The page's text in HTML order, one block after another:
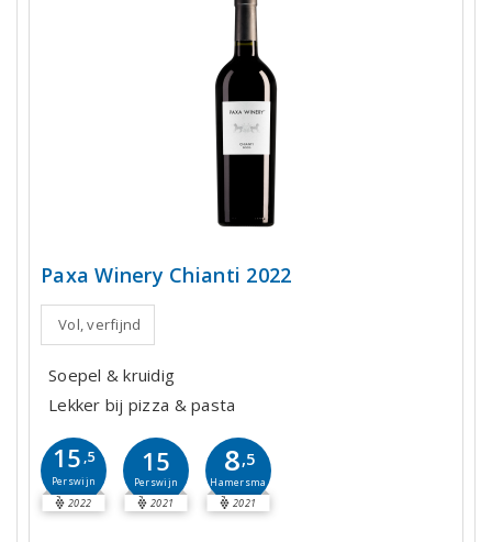
Paxa Winery Chianti 2022
Vol, verfijnd
Soepel & kruidig
Lekker bij pizza & pasta
15 ,5
Perswijn
2022
15
Perswijn
2021
8,5
Hamersma
2021